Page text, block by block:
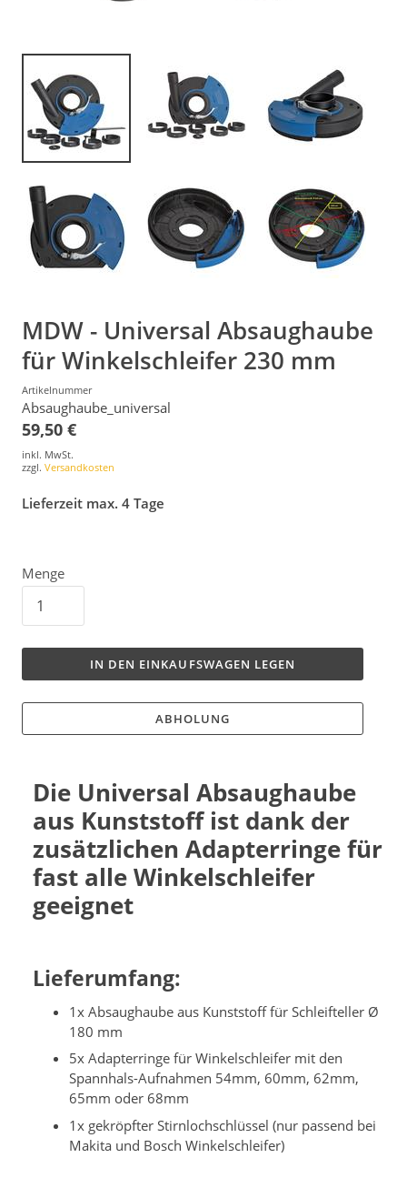
MDW - Universal Absaughaube
für Winkelschleifer 230 mm
Artikelnummer
Absaughaube_universal
59,50 €
inkl. MwSt.
zzgl. Versandkosten
Lieferzeit max. 4 Tage
Menge
IN DEN EINKAUFSWAGEN LEGEN
ABHOLUNG
Die Universal Absaughaube
aus Kunststoff ist dank der
zusätzlichen Adapterringe für
fast alle Winkelschleifer
geeignet
Lieferumfang:
1x Absaughaube aus Kunststoff für Schleifteller Ø
180 mm
5x Adapterringe für Winkelschleifer mit den
Spannhals-Aufnahmen 54mm, 60mm, 62mm,
65mm oder 68mm
1x gekröpfter Stirnlochschlüssel (nur passend bei
Makita und Bosch Winkelschleifer)